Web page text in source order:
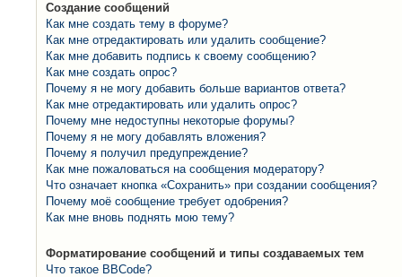
Создание сообщений
Как мне создать тему в форуме?
Как мне отредактировать или удалить сообщение?
Как мне добавить подпись к своему сообщению?
Как мне создать опрос?
Почему я не могу добавить больше вариантов ответа?
Как мне отредактировать или удалить опрос?
Почему мне недоступны некоторые форумы?
Почему я не могу добавлять вложения?
Почему я получил предупреждение?
Как мне пожаловаться на сообщения модератору?
Что означает кнопка «Сохранить» при создании сообщения?
Почему моё сообщение требует одобрения?
Как мне вновь поднять мою тему?
Форматирование сообщений и типы создаваемых тем
Что такое BBCode?